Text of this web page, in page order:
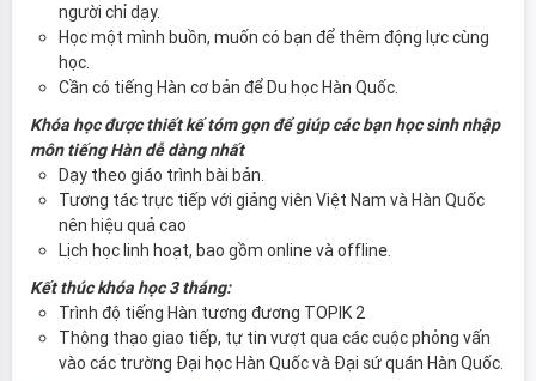
người chỉ dạy.
Học một mình buồn, muốn có bạn để thêm động lực cùng
học.
Cần có tiếng Hàn cơ bản để Du học Hàn Quốc.
Khóa học được thiết kế tóm gọn để giúp các bạn học sinh nhập
môn tiếng Hàn dễ dàng nhất
Dạy theo giáo trình bài bản.
Tương tác trực tiếp với giảng viên Việt Nam và Hàn Quốc
nên hiệu quả cao
Lịch học linh hoạt, bao gồm online và offline.
Kết thúc khóa học 3 tháng:
️Trình độ tiếng Hàn tương đương TOPIK 2
️Thông thạo giao tiếp, tự tin vượt qua các cuộc phỏng vấn
vào các trường Đại học Hàn Quốc và Đại sứ quán Hàn Quốc.